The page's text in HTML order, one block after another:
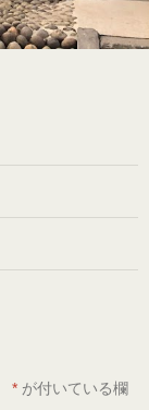
* が付いている欄